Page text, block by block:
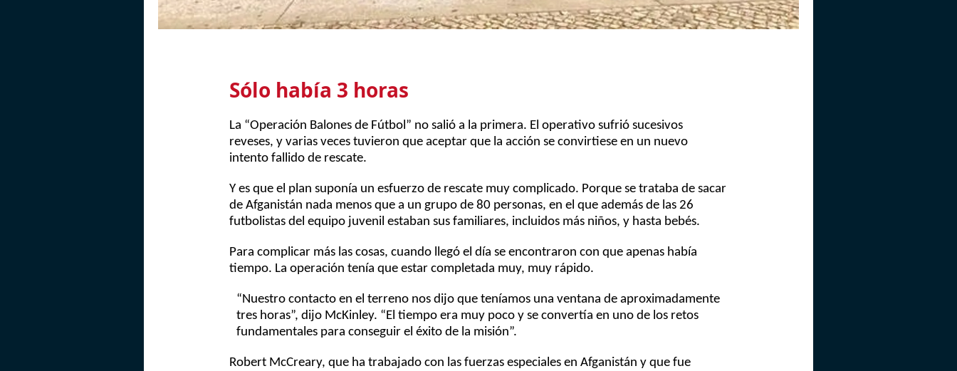
Sólo había 3 horas
La “Operación Balones de Fútbol” no salió a la primera. El operativo sufrió sucesivos
reveses, y varias veces tuvieron que aceptar que la acción se convirtiese en un nuevo
intento fallido de rescate.
Y es que el plan suponía un esfuerzo de rescate muy complicado. Porque se trataba de sacar
de Afganistán nada menos que a un grupo de 80 personas, en el que además de las 26
futbolistas del equipo juvenil estaban sus familiares, incluidos más niños, y hasta bebés.
Para complicar más las cosas, cuando llegó el día se encontraron con que apenas había
tiempo. La operación tenía que estar completada muy, muy rápido.
“Nuestro contacto en el terreno nos dijo que teníamos una ventana de aproximadamente
tres horas”, dijo McKinley. “El tiempo era muy poco y se convertía en uno de los retos
fundamentales para conseguir el éxito de la misión”.
Robert McCreary, que ha trabajado con las fuerzas especiales en Afganistán y que fue